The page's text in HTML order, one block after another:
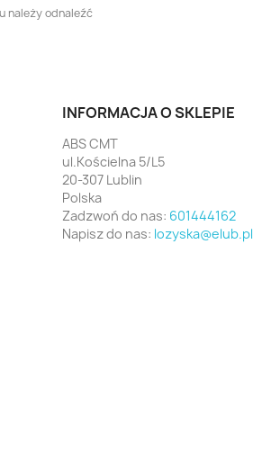
należy odnaleźć
INFORMACJA O SKLEPIE
ABS CMT
ul.Kościelna 5/L5
20-307 Lublin
Polska
Zadzwoń do nas: 601444162
Napisz do nas: lozyska@elub.pl